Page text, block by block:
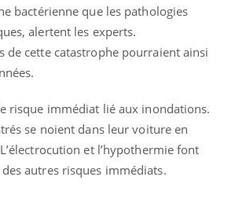
bactérienne que les pathologies
alertent les experts.
de cette catastrophe pourraient ainsi
risque immédiat lié aux inondations.
se noient dans leur voiture en
et l’hypothermie font
autres risques immédiats.